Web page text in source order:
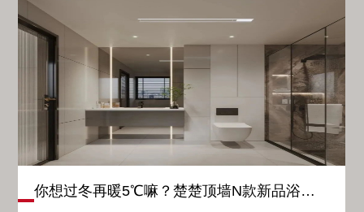
你想过冬再暖5℃嘛？楚楚顶墙N款新品浴霸暖浪上市